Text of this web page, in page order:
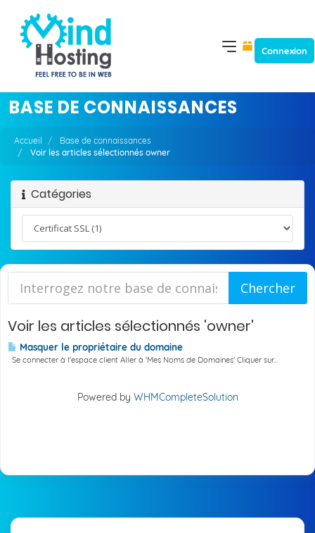
Connexion
BASE DE CONNAISSANCES
Accueil
Base de connaissances
Voir les articles sélectionnés owner
Catégories
Voir les articles sélectionnés 'owner'
Masquer le propriétaire du domaine
Se connecter à l'espace client Aller à 'Mes Noms de Domaines' Cliquer sur...
Powered by WHMCompleteSolution